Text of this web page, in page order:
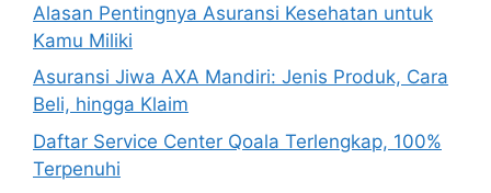
Alasan Pentingnya Asuransi Kesehatan untuk
Kamu Miliki
Asuransi Jiwa AXA Mandiri: Jenis Produk, Cara
Beli, hingga Klaim
Daftar Service Center Qoala Terlengkap, 100%
Terpenuhi